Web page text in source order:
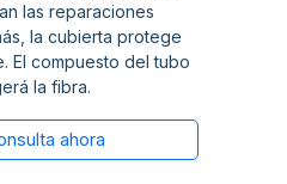
las reparaciones
la cubierta protege
El compuesto del tubo
la fibra.
ahora